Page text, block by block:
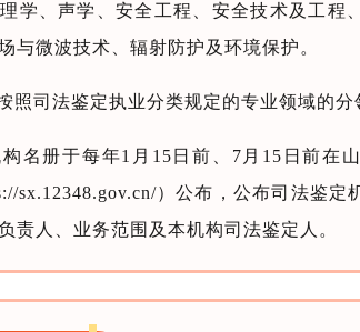
理学、声学、安全工程、安全技术及工
与微波技术、辐射防护及环境保护。
照司法鉴定执业分类规定的专业领域的分
构名册于每年1月15日前、7月15日前在
sx.12348.gov.cn/）公布，公布司法鉴
责人、业务范围及本机构司法鉴定人。